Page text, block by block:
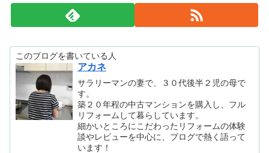
このブログを書いている人
アカネ
サラリーマンの妻で、３０代後半２児の母で
す。
築２０年程の中古マンションを購入し、フル
リフォームして暮らしています。
細かいところにこだわったリフォームの体験
談やレビューを中心に、ブログで熱く語って
います！